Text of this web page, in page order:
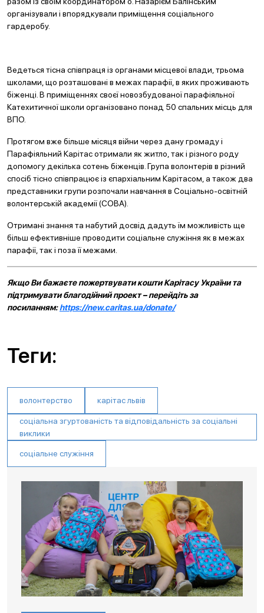
організували і впорядкували приміщення соціального
гардеробу.
Ведеться тісна співпраця із органами місцевої влади, трьома
школами, що розташовані в межах парафії, в яких проживають
біженці. В приміщеннях своєї новозбудованої парафіяльної
Катехитичної школи організовано понад 50 спальних місць для
ВПО.
Протягом вже більше місяця війни через дану громаду і
Парафіяльний Карітас отримали як житло, так і різного роду
допомогу декілька сотень біженців. Група волонтерів в різний
спосіб тісно співпрацює із єпархіальним Карітасом, а також два
представники групи розпочали навчання в Соціально-освітній
волонтерській академії (СОВА).
Отримані знання та набутий досвід дадуть їм можливість ще
більш ефективніше проводити соціальне служіння як в межах
парафії, так і поза її межами.
Якщо Ви бажаєте пожертвувати кошти Карітасу України та
підтримувати благодійний проект – перейдіть за
посиланням:https://new.caritas.ua/donate/
Теги:
волонтерство карітас львів
соціальна згуртованість та відповідальність за соціальні
виклики
соціальне служіння